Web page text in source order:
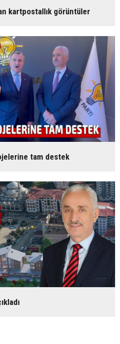
kartpostallık görüntüler
tam destek